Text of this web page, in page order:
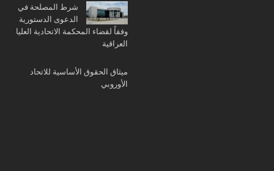
شرط المصلحة في
الدعوى الدستورية
وفقاً لقضاء المحكمة الاتحادية العليا
العراقية
ميثاق الحقوق الأساسية للاتحاد
الأوروبي